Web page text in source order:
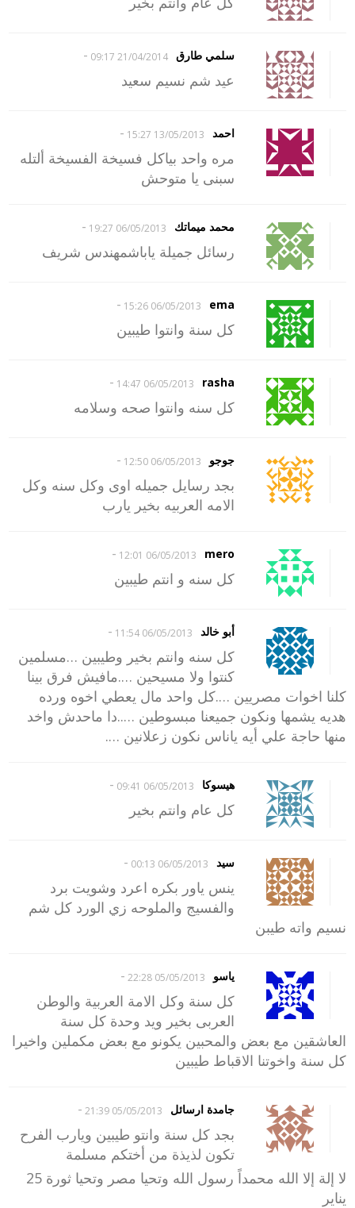
سلمي طارق 21/04/2014 09:17
-
عيد شم نسيم سعيد
احمد 13/05/2013 15:27
-
مره واحد بياكل فسيخة الفسيخة ألتله
سبنى يا متوحش
محمد ميماتك 06/05/2013 19:27
-
رسائل جميلة ياباشمهندس شريف
ema
06/05/2013 15:26
-
كل سنة وانتوا طيبين
rasha
06/05/2013 14:47
-
كل سنه وانتوا صحه وسلامه
جوجو 06/05/2013 12:50
-
بجد رسايل جميله اوى وكل سنه وكل
الامه العربيه بخير يارب
mero
06/05/2013 12:01
-
كل سنه و انتم طيبين
أبو خالد 06/05/2013 11:54
-
كل سنه وانتم بخير وطيبين …مسلمين
كنتوا ولا مسيحين ….مافيش فرق بينا
كلنا اخوات مصريين ….كل واحد مال يعطي اخوه ورده
هديه يشمها ونكون جميعنا مبسوطين …..دا ماحدش واخد
منها حاجة علي أيه ياناس نكون زعلانين ….
هيسوكا 06/05/2013 09:41
-
كل عام وانتم بخير
سيد 06/05/2013 00:13
-
ينس ياور بكره اعرد وشويت برد
والفسيج والملوحه زي الورد كل شم
نسيم واته طيبن
ياسو 05/05/2013 22:28
-
كل سنة وكل الامة العربية والوطن
العربى بخير ويد وحدة كل سنة
العاشقين مع بعض والمحبين يكونو مع بعض مكملين واخيرا
كل سنة واخوتنا الاقباط طيبين
جامدة ارسائل 05/05/2013 21:39
-
بجد كل سنة وانتو طيبين ويارب الفرح
تكون لذيذة من أختكم مسلمة
لا إلة إلا الله محمداً رسول الله وتحيا مصر وتحيا ثورة 25
يناير